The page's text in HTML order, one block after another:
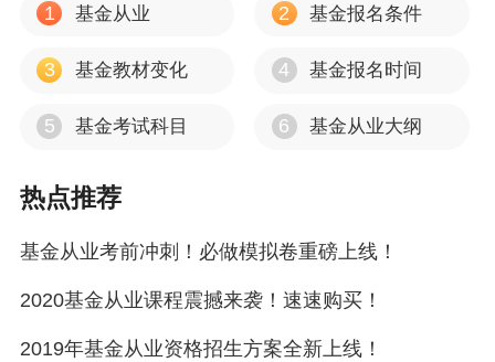
1 基金从业 2 基金报名条件
3 基金教材变化 4 基金报名时间
5 基金考试科目 6 基金从业大纲
热点推荐
基金从业考前冲刺！必做模拟卷重磅上线！
2020基金从业课程震撼来袭！速速购买！
2019年基金从业资格招生方案全新上线！